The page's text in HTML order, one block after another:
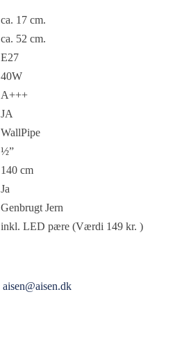
ca. 17 cm.
ca. 52 cm.
E27
40W
A+++
JA
WallPipe
½”
140 cm
Ja
Genbrugt Jern
inkl. LED pære (Værdi 149 kr. )
aisen@aisen.dk